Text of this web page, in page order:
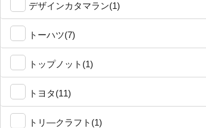
デザインカタマラン(1)
トーハツ(7)
トップノット(1)
トヨタ(11)
トリ―クラフト(1)